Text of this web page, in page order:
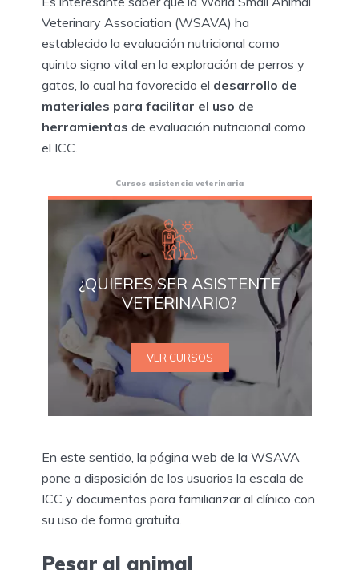
Veterinary Association (WSAVA) ha
establecido la evaluación nutricional como
quinto signo vital en la exploración de perros y
gatos, lo cual ha favorecido el desarrollo de
materiales para facilitar el uso de
herramientas de evaluación nutricional como
el ICC.
Cursos asistencia veterinaria
¿QUIERES SER ASISTENTE
VETERINARIO?
VER CURSOS
En este sentido, la página web de la WSAVA
pone a disposición de los usuarios la escala de
ICC y documentos para familiarizar al clínico con
su uso de forma gratuita.
Pesar al animal